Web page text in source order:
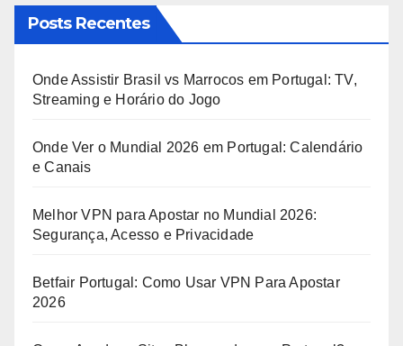
Posts Recentes
Onde Assistir Brasil vs Marrocos em Portugal: TV,
Streaming e Horário do Jogo
Onde Ver o Mundial 2026 em Portugal: Calendário
e Canais
Melhor VPN para Apostar no Mundial 2026:
Segurança, Acesso e Privacidade
Betfair Portugal: Como Usar VPN Para Apostar
2026